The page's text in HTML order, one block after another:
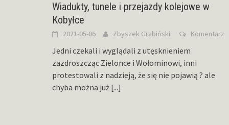
Wiadukty, tunele i przejazdy kolejowe w
Kobyłce
2021-05-06 Zbyszek Grabiński Komentarz
Jedni czekali i wyglądali z utęsknieniem
zazdroszcząc Zielonce i Wołominowi, inni
protestowali z nadzieją, że się nie pojawią ? ale
chyba można już [...]